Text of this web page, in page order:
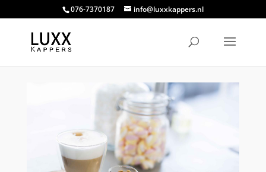
076-7370187 info@luxxkappers.nl